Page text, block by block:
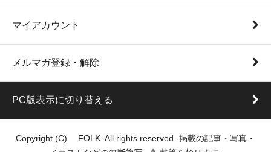
マイアカウント
メルマガ登録・解除
PC版表示に切り替える
Copyright (C) FOLK. All rights reserved.-掲載の記事・写真・